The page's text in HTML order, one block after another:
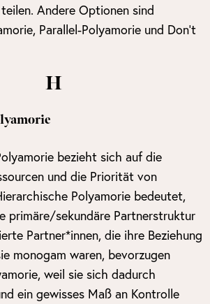
Andere Optionen sind
Parallel-Polyamorie und Don’t
H
bezieht sich auf die
und die Priorität von
Polyamorie bedeutet,
primäre/sekundäre Partnerstruktur
Partner*innen, die ihre Beziehung
monogam waren, bevorzugen
weil sie sich dadurch
ein gewisses Maß an Kontrolle